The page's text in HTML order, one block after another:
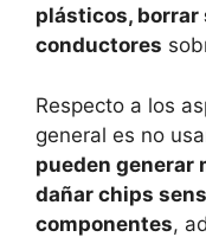
plásticos, borrar
conductores
Respecto a los
general es no
pueden generar
dañar chips
componentes,